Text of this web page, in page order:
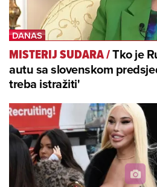
MISTERIJ SUDARA/Tko je
autu sa slovenskom
treba istražiti'